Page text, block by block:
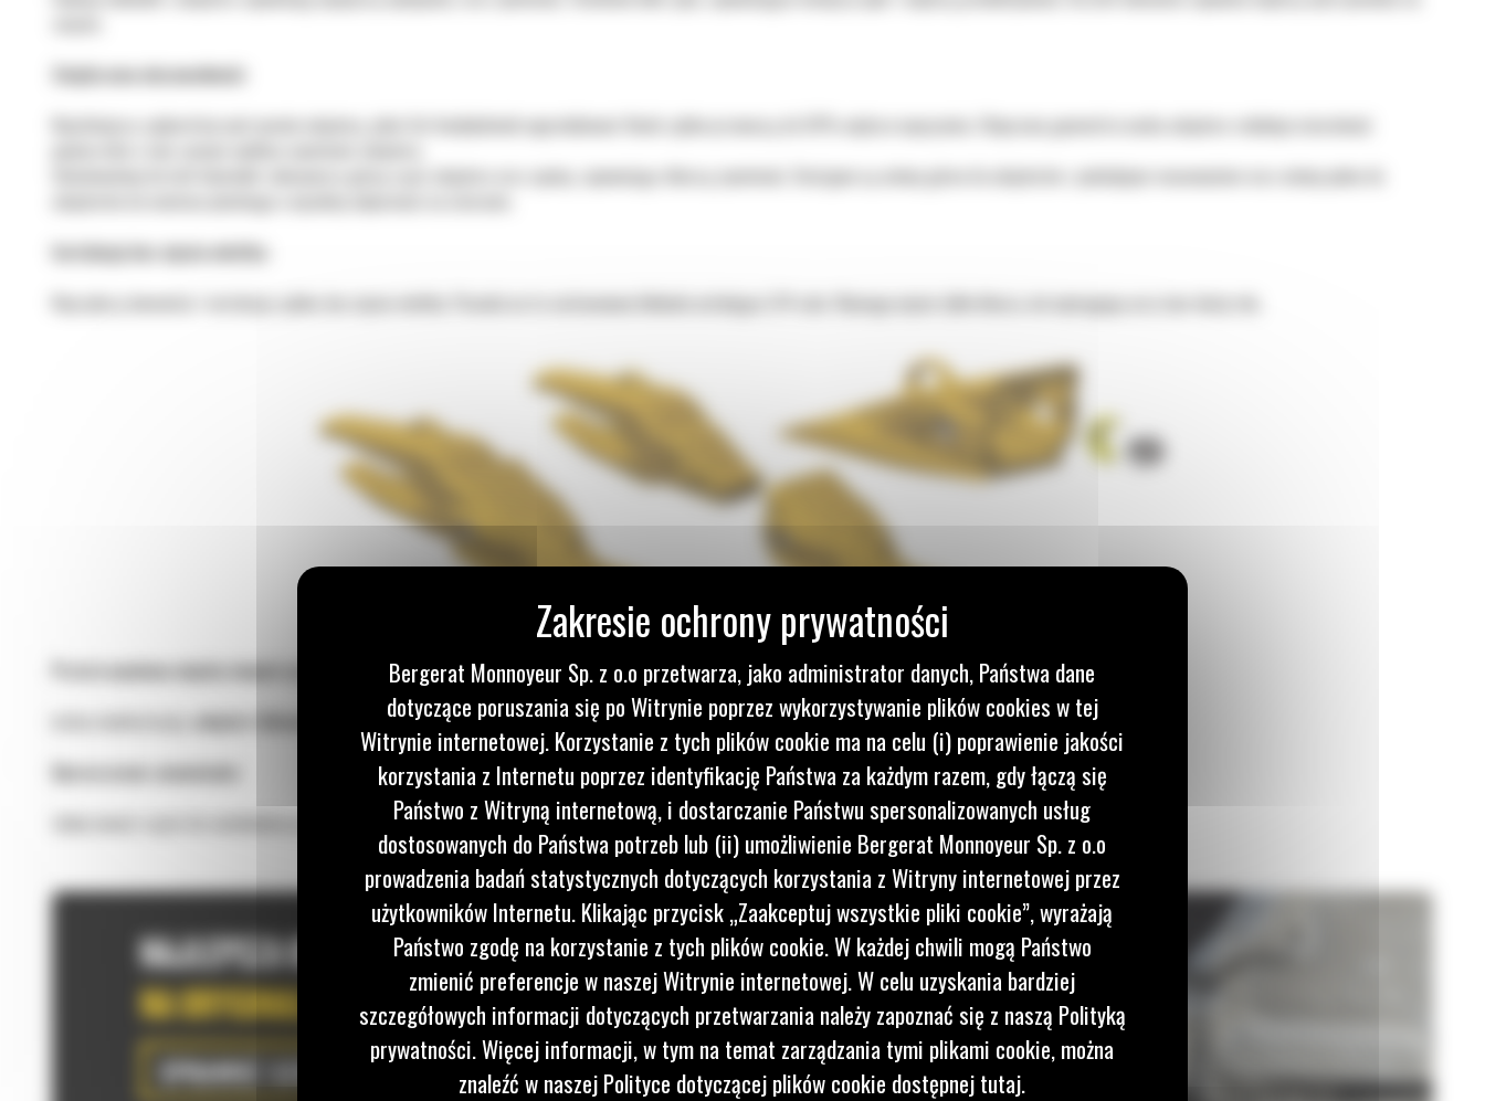
Zwiększona niezawodność:
Instalacja bez użycia młotka:
Najszybszy demontaż i instalacja zębów, bez użycia młotka. Pozwala na to zastosowana blokada ustalająca 3/4 cala. Wymaga użycia tylko klucza, nie wymagając przy tym dużej siły.
Prosta wymiana między innymi systemami:
adapter Advansys pasuje w miejsce adaptera serii K.
Uproszczone zamawianie:
Jeden numer części do zamówienia przy zmianie kompletu nakładek.
Bergerat Monnoyeur Sp. z o.o przetwarza, jako administrator danych, Państwa dane
dotyczące poruszania się po Witrynie poprzez wykorzystywanie plików cookies w tej
Witrynie internetowej. Korzystanie z tych plików cookie ma na celu (i) poprawienie jakości
korzystania z Internetu poprzez identyfikację Państwa za każdym razem, gdy łączą się
Państwo z Witryną internetową, i dostarczanie Państwu spersonalizowanych usług
dostosowanych do Państwa potrzeb lub (ii) umożliwienie Bergerat Monnoyeur Sp. z o.o
prowadzenia badań statystycznych dotyczących korzystania z Witryny internetowej przez
użytkowników Internetu. Klikając przycisk „Zaakceptuj wszystkie pliki cookie”, wyrażają
Państwo zgodę na korzystanie z tych plików cookie. W każdej chwili mogą Państwo
zmienić preferencje w naszej Witrynie internetowej. W celu uzyskania bardziej
szczegółowych informacji dotyczących przetwarzania należy zapoznać się z naszą Polityką
prywatności. Więcej informacji, w tym na temat zarządzania tymi plikami cookie, można
znaleźć w naszej Polityce dotyczącej plików cookie dostępnej tutaj.